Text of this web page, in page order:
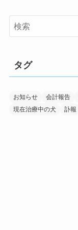
タグ
お知らせ 会計報告
現在治療中の犬
訃報